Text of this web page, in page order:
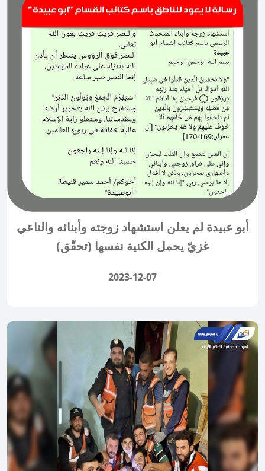
أبو عبيدة لم يعلن استشهاد زوجته وأبنائه والناعي
غزيّ يحمل الكنية نفسها (تحقّق)
2023-12-07